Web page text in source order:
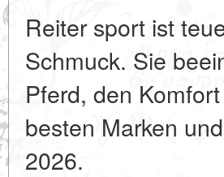
Reiter sport ist
Schmuck. Sie
Pferd, den
besten Marken
2026.